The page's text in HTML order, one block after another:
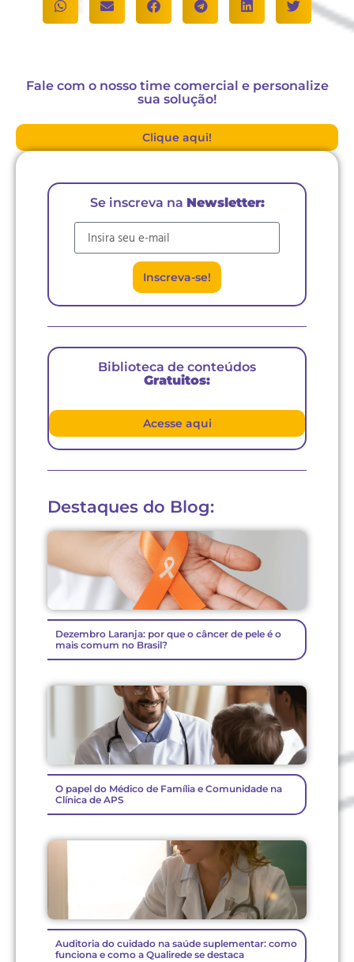
Fale com o nosso time comercial e personalize
sua solução!
Clique aqui!
Se inscreva na Newsletter:
Inscreva-se!
Biblioteca de conteúdos
Gratuitos:
Acesse aqui
Destaques do Blog:
Dezembro Laranja: por que o câncer de pele é o
mais comum no Brasil?
O papel do Médico de Família e Comunidade na
Clínica de APS
Auditoria do cuidado na saúde suplementar: como
funciona e como a Qualirede se destaca